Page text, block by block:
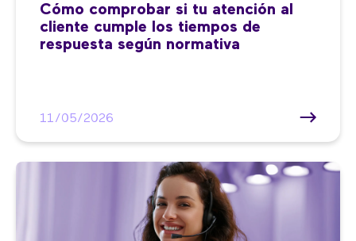
Cómo comprobar si tu atención al
cliente cumple los tiempos de
respuesta según normativa
11/05/2026